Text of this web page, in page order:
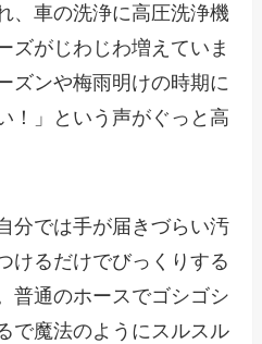
、車の洗浄に高圧洗浄機
ズがじわじわ増えていま
ズンや梅雨明けの時期に
！」という声がぐっと高
分では手が届きづらい汚
けるだけでびっくりする
普通のホースでゴシゴシ
で魔法のようにスルスル